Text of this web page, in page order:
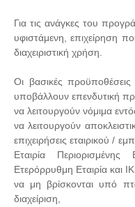
Για τις ανάγκες του
υφιστάμενη, επιχείρηση
διαχειριστική χρήση.
Οι βασικές
υποβάλλουν επενδυτική
να λειτουργούν νόμιμα
να λειτουργούν
επιχειρήσεις εταιρικού /
Εταιρία
Ετερόρρυθμη Εταιρία και
να μη βρίσκονται υπό
διαχείριση,